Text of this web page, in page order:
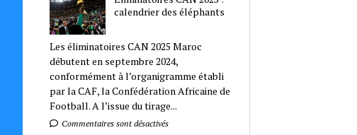
calendrier des éléphants
Les éliminatoires CAN 2025 Maroc
débutent en septembre 2024,
conformément à l’organigramme établi
par la CAF, la Confédération Africaine de
Football. A l’issue du tirage...
Commentaires sont désactivés